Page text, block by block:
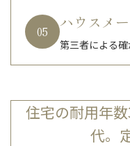
05 ハウスメ
第三者による
住宅の耐用年
代。